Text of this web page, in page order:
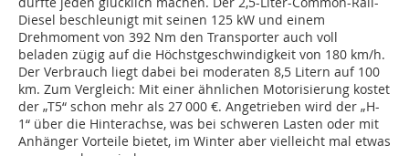
Diesel beschleunigt mit seinen 125 kW und einem
Drehmoment von 392 Nm den Transporter auch voll
beladen zügig auf die Höchstgeschwindigkeit von 180 km/h.
Der Verbrauch liegt dabei bei moderaten 8,5 Litern auf 100
km. Zum Vergleich: Mit einer ähnlichen Motorisierung kostet
der „T5“ schon mehr als 27 000 €. Angetrieben wird der „H-
1“ über die Hinterachse, was bei schweren Lasten oder mit
Anhänger Vorteile bietet, im Winter aber vielleicht mal etwas